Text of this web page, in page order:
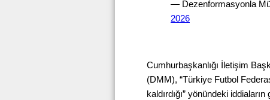
— Dezenformasyonla
2026
Cumhurbaşkanlığı İletişim
(DMM), “Türkiye Futbol
kaldırdığı” yönündeki